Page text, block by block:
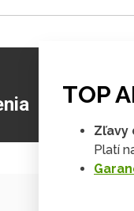
TOP
Zľavy
Platí